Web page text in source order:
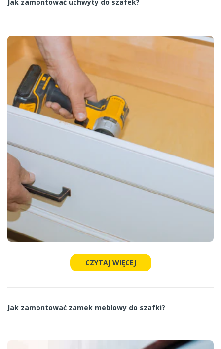
Jak zamontować uchwyty do szafek?
CZYTAJ WIĘCEJ
Jak zamontować zamek meblowy do szafki?